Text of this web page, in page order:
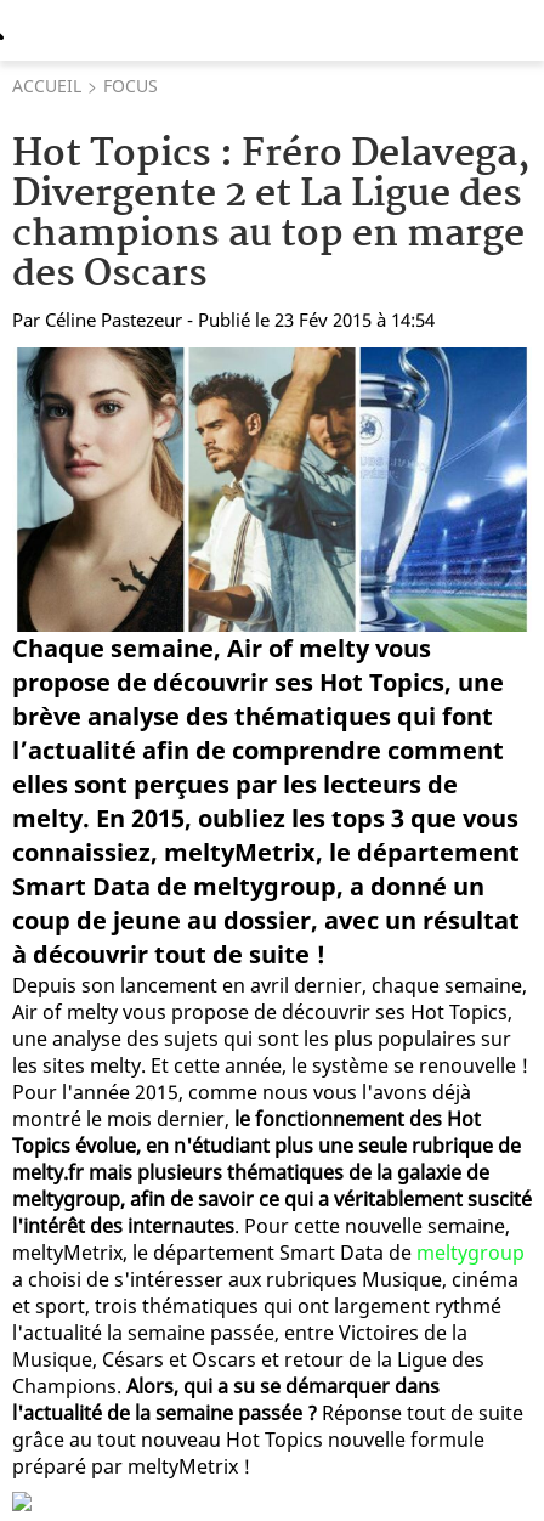
ACCUEIL FOCUS
Hot Topics : Fréro Delavega,
Divergente 2 et La Ligue des
champions au top en marge
des Oscars
Par Céline Pastezeur - Publié le 23 Fév 2015 à 14:54
Chaque semaine, Air of melty vous
propose de découvrir ses Hot Topics, une
brève analyse des thématiques qui font
l’actualité afin de comprendre comment
elles sont perçues par les lecteurs de
melty. En 2015, oubliez les tops 3 que vous
connaissiez, meltyMetrix, le département
Smart Data de meltygroup, a donné un
coup de jeune au dossier, avec un résultat
à découvrir tout de suite !
Depuis son lancement en avril dernier, chaque semaine,
Air of melty vous propose de découvrir ses Hot Topics,
une analyse des sujets qui sont les plus populaires sur
les sites melty. Et cette année, le système se renouvelle !
Pour l'année 2015, comme nous vous l'avons déjà
montré le mois dernier, le fonctionnement des Hot
Topics évolue, en n'étudiant plus une seule rubrique de
melty.fr mais plusieurs thématiques de la galaxie de
meltygroup, afin de savoir ce qui a véritablement suscité
l'intérêt des internautes. Pour cette nouvelle semaine,
meltyMetrix, le département Smart Data de meltygroup
a choisi de s'intéresser aux rubriques Musique, cinéma
et sport, trois thématiques qui ont largement rythmé
l'actualité la semaine passée, entre Victoires de la
Musique, Césars et Oscars et retour de la Ligue des
Champions. Alors, qui a su se démarquer dans
l'actualité de la semaine passée ? Réponse tout de suite
grâce au tout nouveau Hot Topics nouvelle formule
préparé par meltyMetrix !